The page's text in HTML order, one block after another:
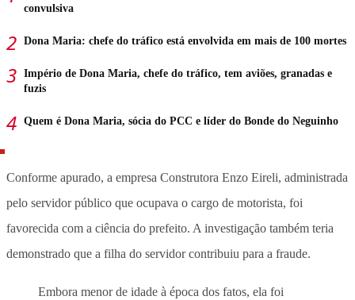
convulsiva
Dona Maria: chefe do tráfico está envolvida em mais de 100 mortes
Império de Dona Maria, chefe do tráfico, tem aviões, granadas e
fuzis
Quem é Dona Maria, sócia do PCC e líder do Bonde do Neguinho
Conforme apurado, a empresa Construtora Enzo Eireli, administrada
pelo servidor público que ocupava o cargo de motorista, foi
favorecida com a ciência do prefeito. A investigação também teria
demonstrado que a filha do servidor contribuiu para a fraude.
Embora menor de idade à época dos fatos, ela foi